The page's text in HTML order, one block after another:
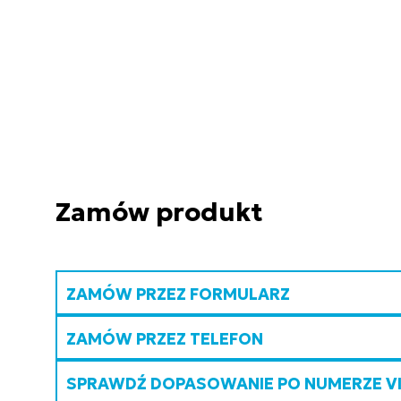
Zamów produkt
ZAMÓW PRZEZ FORMULARZ
ZAMÓW PRZEZ TELEFON
SPRAWDŹ DOPASOWANIE PO NUMERZE